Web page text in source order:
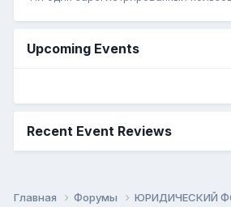
Upcoming Events
Recent Event Reviews
Главная Форумы ЮРИДИЧЕСКИЙ